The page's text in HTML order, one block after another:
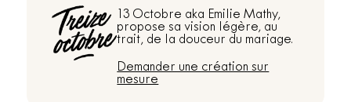
13 Octobre aka Emilie Mathy,
propose sa vision légère, au
trait, de la douceur du mariage.
Demander une création sur
mesure